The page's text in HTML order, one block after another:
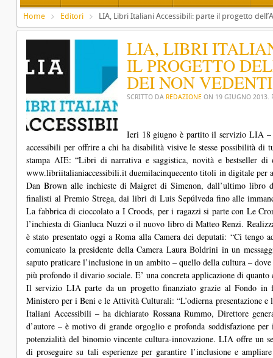
Home Editori LIA, Libri Italiani Accessibili: parte il progetto
LIA, LIBRI
IL PROGETTO
DEI NON VEDENTI
SCRITTO DA REDAZIONE ON 19 GIUGNO 2013.
Ieri 18 giugno è partito il servizio LIA
accessibili per offrire a chi ha disabilità visive le stesse possibilità
stampa AIE: “Libri di narrativa e saggistica, novità e bestseller
www.libriitalianiaccessibili.it duemilacinquecento titoli in digitale
Dan Brown alle inchieste di Maigret di Simenon, dall’ultimo libro
finalisti al Premio Strega, dai libri di Luis Sepúlveda fino alle
La fabbrica di cioccolato a I Croods, per i ragazzi si parte con Le
l’inchiesta di Gianluca Nuzzi o il nuovo libro di Matteo Renzi.
è stato presentato oggi a Roma alla Camera dei deputati: “Ci tengo
comunicato la presidente della Camera Laura Boldrini in un
saputo praticare l’inclusione in un ambito – quello della cultura –
più profondo il divario sociale. E’ una concreta applicazione di
Il servizio LIA parte da un progetto finanziato grazie al Fondo in
Ministero per i Beni e le Attività Culturali: “L’odierna presentazione
Italiani Accessibili – ha dichiarato Rossana Rummo, Direttore
d’autore – è motivo di grande orgoglio e profonda soddisfazione
potenzialità del binomio vincente cultura-innovazione. LIA offre un
di proseguire su tali esperienze per garantire l’inclusione e